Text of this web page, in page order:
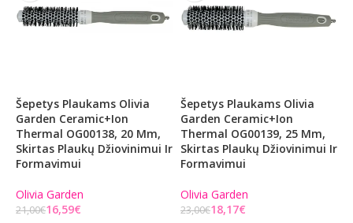
Šepetys Plaukams Olivia
Garden Ceramic+Ion
Thermal OG00138, 20 Mm,
Skirtas Plaukų Džiovinimui Ir
Formavimui
Olivia Garden
21,00€16,59€
Šepetys Plaukams Olivia
Garden Ceramic+Ion
Thermal OG00139, 25 Mm,
Skirtas Plaukų Džiovinimui Ir
Formavimui
Olivia Garden
23,00€18,17€